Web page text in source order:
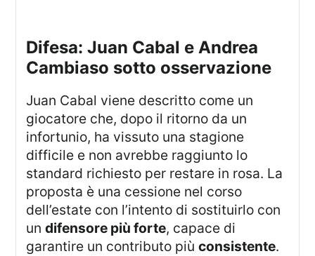
difesa: Juan Cabal e Andrea
Cambiaso sotto osservazione
Juan Cabal viene descritto come un
giocatore che, dopo il ritorno da un
infortunio, ha vissuto una stagione
difficile e non avrebbe raggiunto lo
standard richiesto per restare in rosa. La
proposta è una cessione nel corso
dell’estate con l’intento di sostituirlo con
undifensore più forte, capace di
garantire un contributo piùconsistente.